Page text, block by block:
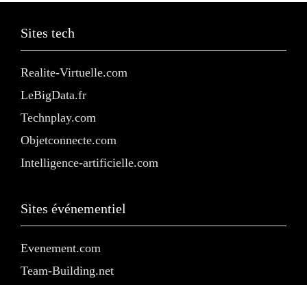
Sites tech
Realite-Virtuelle.com
LeBigData.fr
Technplay.com
Objetconnecte.com
Intelligence-artificielle.com
Sites événementiel
Evenement.com
Team-Building.net